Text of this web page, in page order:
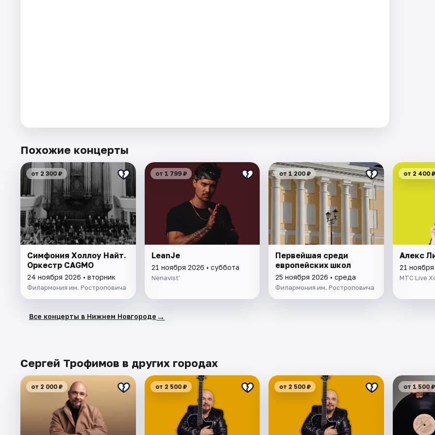
Похожие концерты
от 2 300 ₽
Симфония Холлоу Найт.
Оркестр CAGMO
24 ноября 2026 • вторник
Филармония им. Ростроповича
от 1 799 ₽
LeanJe
21 ноября 2026 • суббота
Nenavist’
от 1 200 ₽
Первейшая среди
европейских школ
25 ноября 2026 • среда
Филармония им. Ростроповича
от 2 400 ₽
Алекс
21
МТС Live
Все концерты в Нижнем Новгороде →
Сергей Трофимов в других городах
от 2 000 ₽ от 2 500 ₽ от 2 500 ₽ от 1 500 ₽